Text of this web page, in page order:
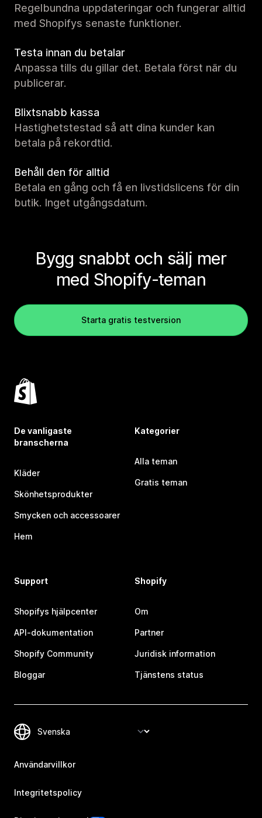
Regelbundna uppdateringar och fungerar alltid
med Shopifys senaste funktioner.
Testa innan du betalar
Anpassa tills du gillar det. Betala först när du
publicerar.
Blixtsnabb kassa
Hastighetstestad så att dina kunder kan
betala på rekordtid.
Behåll den för alltid
Betala en gång och få en livstidslicens för din
butik. Inget utgångsdatum.
Bygg snabbt och sälj mer
med Shopify-teman
Starta gratis testversion
De vanligaste
branscherna
Kläder
Skönhetsprodukter
Smycken och accessoarer
Hem
Kategorier
Alla teman
Gratis teman
Support
Shopifys hjälpcenter
API-dokumentation
Shopify Community
Bloggar
Shopify
Om
Partner
Juridisk information
Tjänstens status
Användarvillkor
Integritetspolicy